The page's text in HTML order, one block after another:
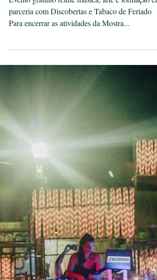
Encerramento da MIA
2024 acontece neste
sábado com o
#OcupaMIA
Evento gratuito reúne música, arte e formação em
parceria com Discobertas e Tabaco de Feriado
Para encerrar as atividades da Mostra...